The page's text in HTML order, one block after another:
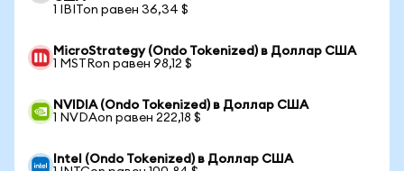
1 IBITon равен 36,34 $
MicroStrategy (Ondo Tokenized) в Доллар США
1 MSTRon равен 98,12 $
NVIDIA (Ondo Tokenized) в Доллар США
1 NVDAon равен 222,18 $
Intel (Ondo Tokenized) в Доллар США